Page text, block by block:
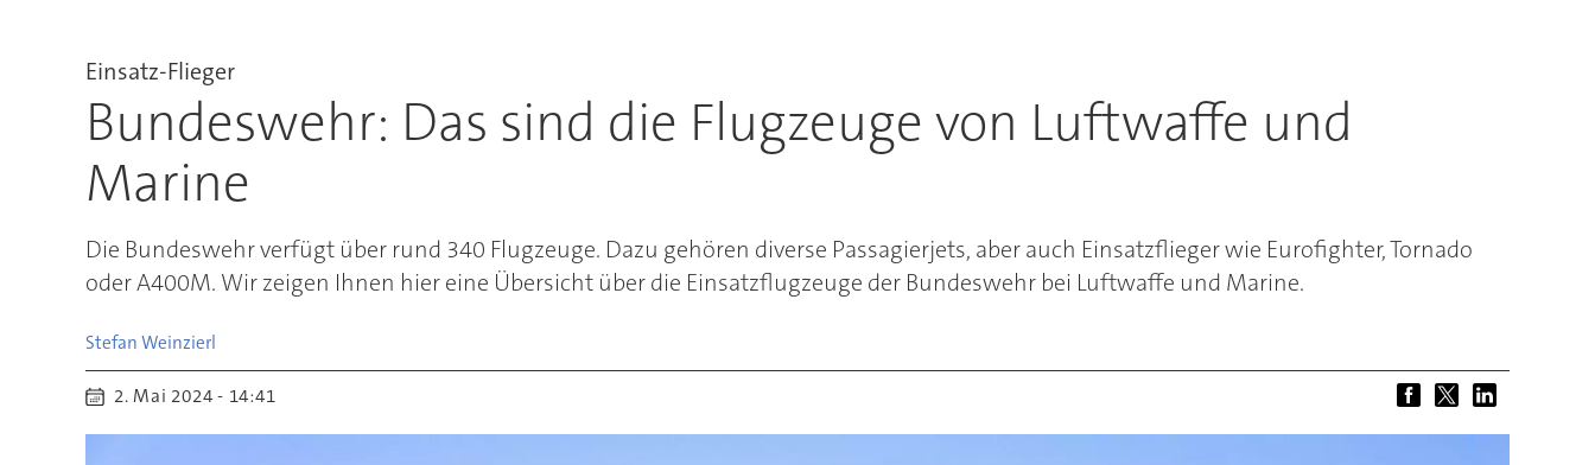
Einsatz-Flieger
Bundeswehr: Das sind die Flugzeuge von Luftwaffe und
Marine
Die Bundeswehr verfügt über rund 340 Flugzeuge. Dazu gehören diverse Passagierjets, aber auch Einsatzflieger wie Eurofighter, Tornado
oder A400M. Wir zeigen Ihnen hier eine Übersicht über die Einsatzflugzeuge der Bundeswehr bei Luftwaffe und Marine.
Stefan Weinzierl
2. Mai 2024 - 14:41